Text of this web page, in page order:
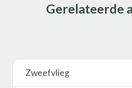
Gerelateerde
Zweefvlieg